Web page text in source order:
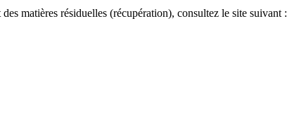
matières résiduelles (récupération), consultez le site suivant :